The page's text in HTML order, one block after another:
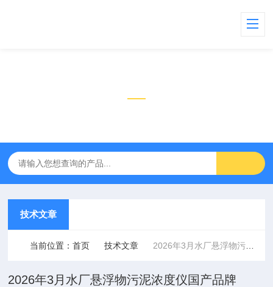
技术文章
当前位置：首页 技术文章 2026年3月水厂悬浮物污泥浓度仪国产品牌​
2026年3月水厂悬浮物污泥浓度仪国产品牌​